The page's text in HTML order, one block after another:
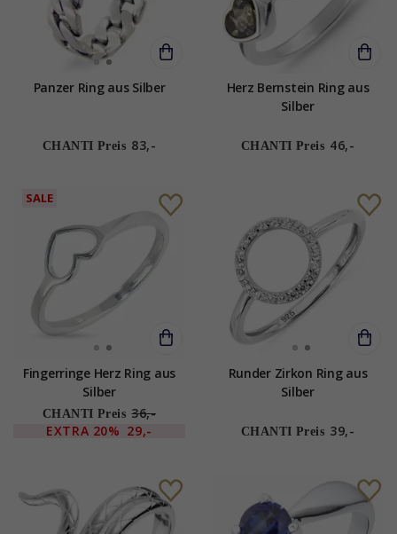
Panzer Ring aus Silber
CHANTI Preis 83,-
Herz Bernstein Ring aus
Silber
CHANTI Preis 46,-
SALE
Fingerringe Herz Ring aus
Silber
CHANTI Preis 36,-
EXTRA 20% 29,-
Runder Zirkon Ring aus
Silber
CHANTI Preis 39,-